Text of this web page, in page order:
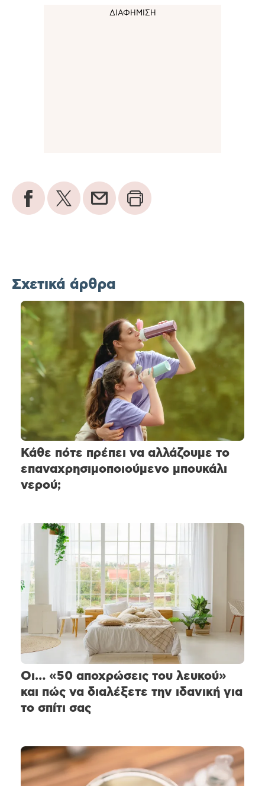
Σχετικά άρθρα
Κάθε πότε πρέπει να αλλάζουμε το
επαναχρησιμοποιούμενο μπουκάλι
νερού;
Οι… «50 αποχρώσεις του λευκού»
και πώς να διαλέξετε την ιδανική για
το σπίτι σας